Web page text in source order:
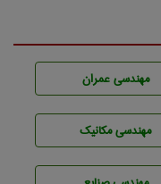
مهندسی عمران
مهندسی مکانیک